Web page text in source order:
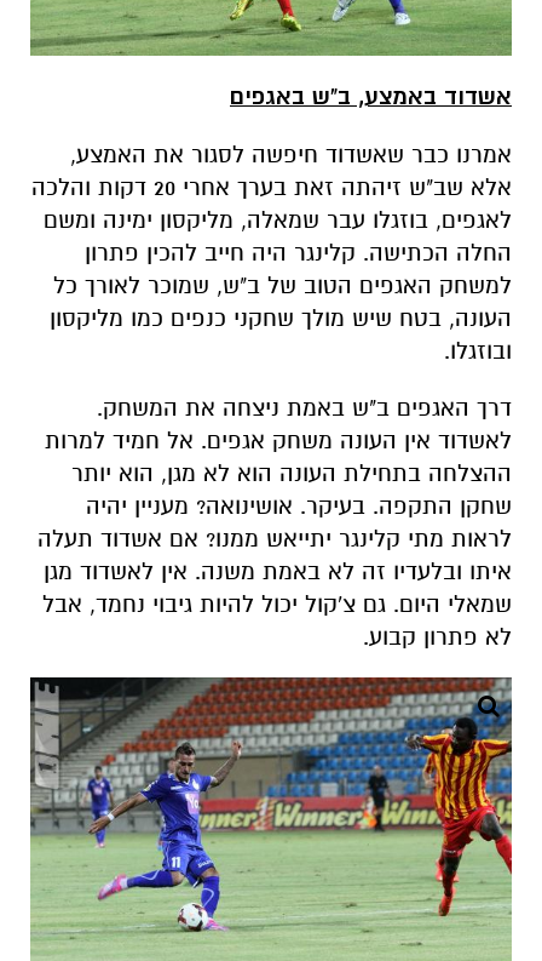
אשדוד באמצע, ב"ש באגפים
אמרנו כבר שאשדוד חיפשה לסגור את האמצע,
אלא שב"ש זיהתה זאת בערך אחרי 20 דקות והלכה
לאגפים, בוזגלו עבר שמאלה, מליקסון ימינה ומשם
החלה הכתישה. קלינגר היה חייב להכין פתרון
למשחק האגפים הטוב של ב"ש, שמוכר לאורך כל
העונה, בטח שיש מולך שחקני כנפים כמו מליקסון
ובוזגלו.
דרך האגפים ב"ש באמת ניצחה את המשחק.
לאשדוד אין העונה משחק אגפים. אל חמיד למרות
ההצלחה בתחילת העונה הוא לא מגן, הוא יותר
שחקן התקפה. בעיקר. אושינואה? מעניין יהיה
לראות מתי קלינגר יתייאש ממנו? אם אשדוד תעלה
איתו ובלעדיו זה לא באמת משנה. אין לאשדוד מגן
שמאלי היום. גם צ'קול יכול להיות גיבוי נחמד, אבל
לא פתרון קבוע.